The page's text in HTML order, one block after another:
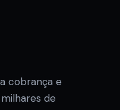
cobrança e
de